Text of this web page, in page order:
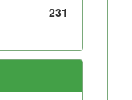
231